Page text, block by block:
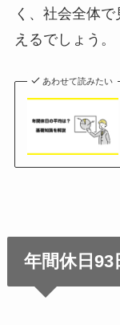
く、社会全体で
えるでしょう。
あわせて読みたい
年間休日93